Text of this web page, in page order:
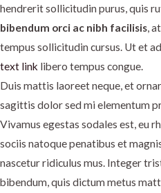
hendrerit sollicitudin purus, quis
bibendum orci ac nibh facilisis,
tempus sollicitudin cursus. Ut et
text link libero tempus congue.
Duis mattis laoreet neque, et
sagittis dolor sed mi elementum
Vivamus egestas sodales est, eu
sociis natoque penatibus et
nascetur ridiculus mus. Integer
bibendum, quis dictum metus